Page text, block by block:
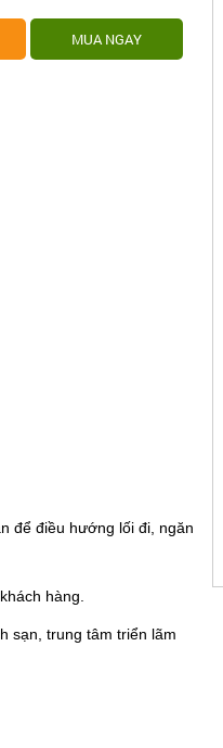
để điều hướng lối đi, ngăn
hàng.
sạn, trung tâm triển lãm